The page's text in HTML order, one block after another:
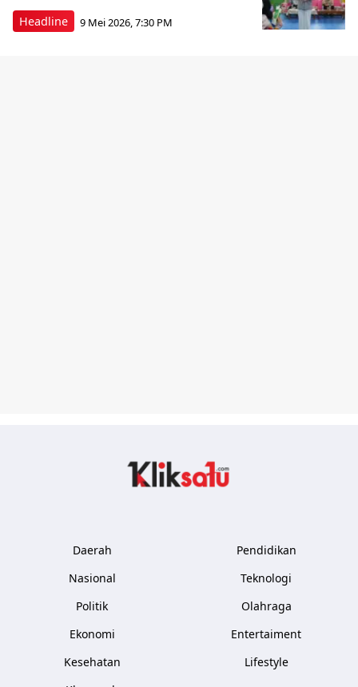
Headline 9 Mei 2026, 7:30 PM
Daerah
Nasional
Politik
Ekonomi
Kesehatan
Pendidikan
Teknologi
Olahraga
Entertaiment
Lifestyle